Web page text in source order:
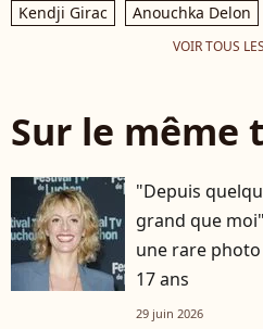
Kendji Girac
Anouchka Delon
VOIR TOUS
Sur le même
"Depuis
grand que
une rare
17 ans
29 juin 2026